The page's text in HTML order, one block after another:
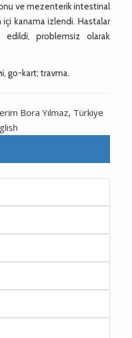
ve mezenterik intestinal
içi kanama izlendi. Hastalar
problemsiz olarak
go-kart; travma.
Bora Yılmaz, Türkiye